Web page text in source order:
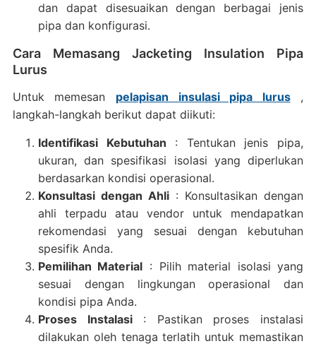
dan dapat disesuaikan dengan berbagai jenis
pipa dan konfigurasi.
Cara Memasang Jacketing Insulation Pipa
Lurus
Untuk memesan pelapisan insulasi pipa lurus,
langkah-langkah berikut dapat diikuti:
Identifikasi Kebutuhan : Tentukan jenis pipa,
ukuran, dan spesifikasi isolasi yang diperlukan
berdasarkan kondisi operasional.
Konsultasi dengan Ahli: Konsultasikan dengan
ahli terpadu atau vendor untuk mendapatkan
rekomendasi yang sesuai dengan kebutuhan
spesifik Anda.
Pemilihan Material : Pilih material isolasi yang
sesuai dengan lingkungan operasional dan
kondisi pipa Anda.
Proses Instalasi: Pastikan proses instalasi
dilakukan oleh tenaga terlatih untuk memastikan